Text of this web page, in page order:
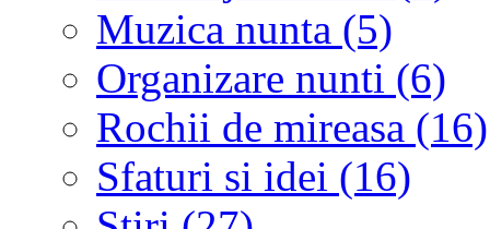
Muzica nunta (5)
Organizare nunti (6)
Rochii de mireasa (16)
Sfaturi si idei (16)